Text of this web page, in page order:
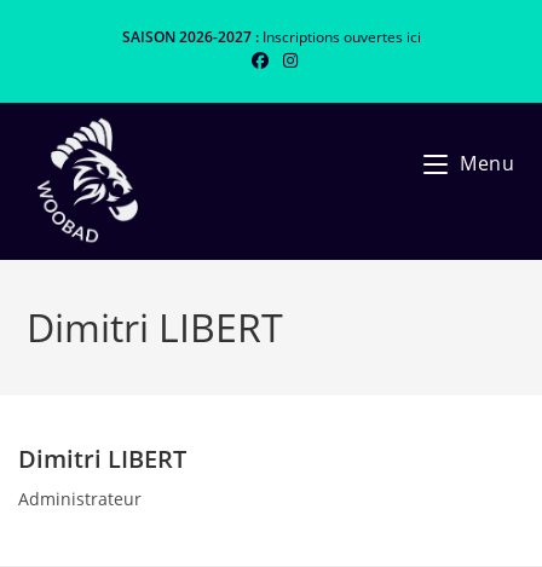
SAISON 2026-2027 :Inscriptions ouvertes ici
Menu
Dimitri LIBERT
Dimitri LIBERT
Administrateur